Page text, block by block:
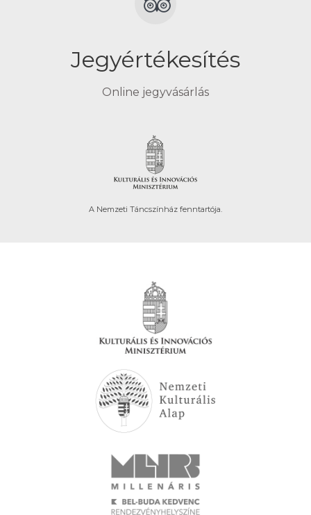
Jegyértékesítés
Online jegyvásárlás
A Nemzeti Táncszínház fenntartója.